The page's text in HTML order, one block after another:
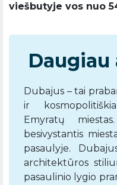
viešbutyje vos nuo
Daugiau
Dubajus – tai
ir
Emyratų
besivystantis
pasaulyje.
architektūros
pasaulinio lygio